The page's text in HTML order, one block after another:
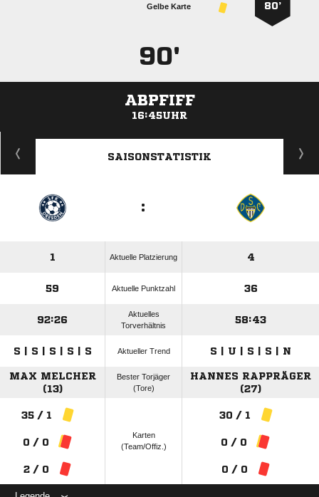
80’
Gelbe Karte
90'
ABPFIFF
16:45UHR
ANZEIGE
SAISONSTATISTIK
:
1 Aktuelle Platzierung 4
59 Aktuelle Punktzahl 36
92:26
Aktuelles
Torverhältnis
58:43
S | S | S | S | S Aktueller Trend S | U | S | S | N
MAX MELCHER
(13)
Bester Torjäger
(Tore)
HANNES RAPPRÄGER
(27)
35 / 1
0 / 0
2 / 0
Karten
(Team/Offiz.)
30 / 1
0 / 0
0 / 0